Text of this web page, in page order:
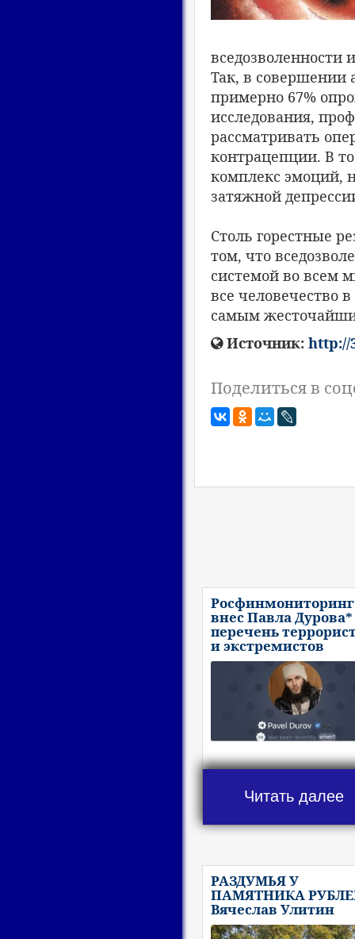
вседозволенности
Так, в совершении
примерно 67%
исследования,
рассматривать
контрацепции. В
комплекс эмоций,
затяжной
Столь горестные
том, что
системой во всем
все человечество
самым
Источник: http://
Поделиться в
Росфинмониторинг
внес Павла
перечень
и экстремистов
Читать далее
РАЗДУМЬЯ У
ПАМЯТНИКА
Вячеслав Улитин